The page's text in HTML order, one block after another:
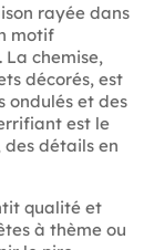
rayée dans
motif
chemise,
décorés, est
ondulés et des
est le
des détails en
qualité et
à thème ou